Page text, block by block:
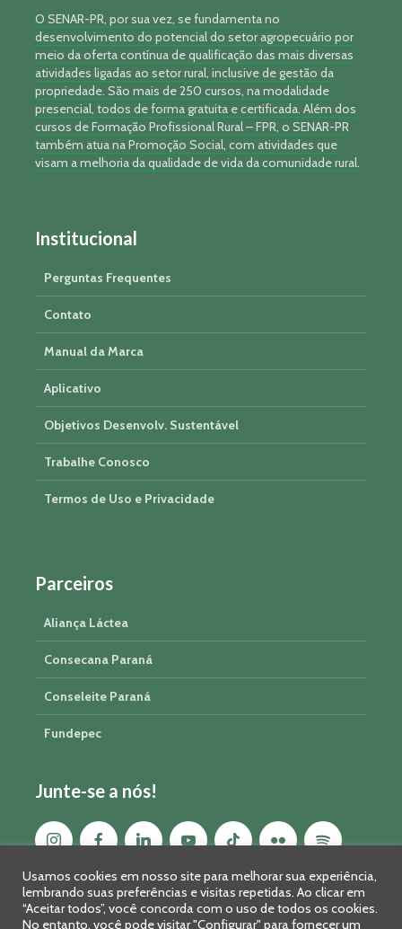
O SENAR-PR, por sua vez, se fundamenta no
desenvolvimento do potencial do setor agropecuário por
meio da oferta contínua de qualificação das mais diversas
atividades ligadas ao setor rural, inclusive de gestão da
propriedade. São mais de 250 cursos, na modalidade
presencial, todos de forma gratuita e certificada. Além dos
cursos de Formação Profissional Rural – FPR, o SENAR-PR
também atua na Promoção Social, com atividades que
visam a melhoria da qualidade de vida da comunidade rural.
Institucional
Perguntas Frequentes
Contato
Manual da Marca
Aplicativo
Objetivos Desenvolv. Sustentável
Trabalhe Conosco
Termos de Uso e Privacidade
Parceiros
Aliança Láctea
Consecana Paraná
Conseleite Paraná
Fundepec
Junte-se a nós!
Usamos cookies em nosso site para melhorar sua experiência,
lembrando suas preferências e visitas repetidas. Ao clicar em
“Aceitar todos”, você concorda com o uso de todos os cookies.
No entanto, você pode visitar "Configurar" para fornecer um